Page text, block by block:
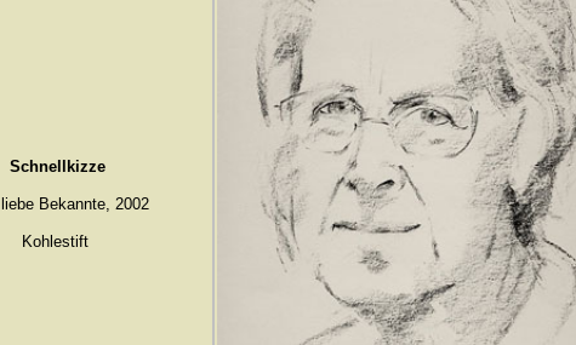
Schnellkizze
Bekannte, 2002
Kohlestift